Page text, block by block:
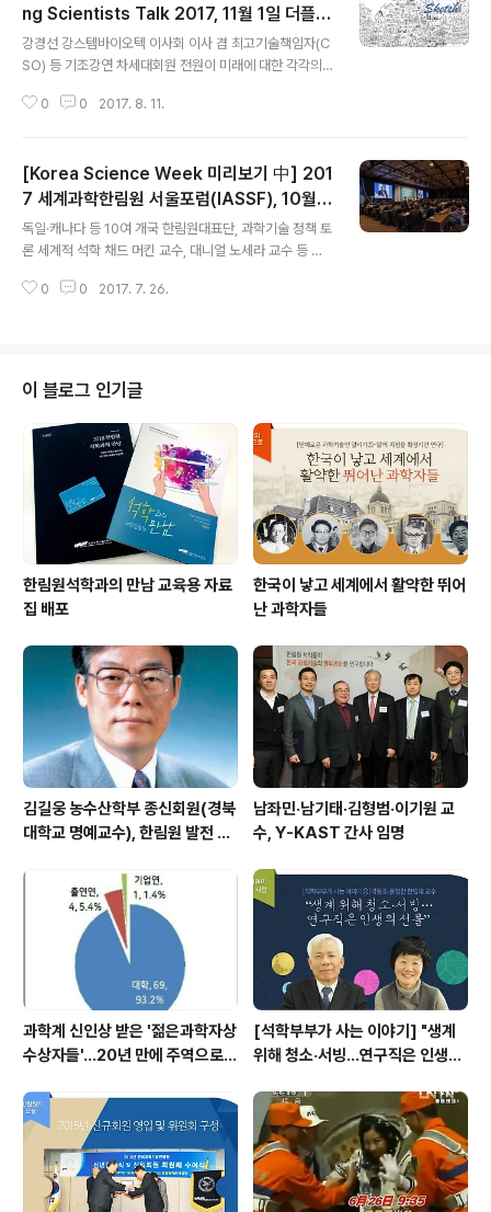
ng Scientists Talk 2017, 11월 1일 더플라
자호텔에서 개최
강경선 강스템바이오텍 이사회 이사 겸 최고기술책임자(C
SO) 등 기조강연 차세대회원 전원이 미래에 대한 각각의
ence Week(한국과학주간) 2017’로 명명하고 세계적인
SF(Inter-Academy Seoul Science Forum, 세계과
학한림원 서울포럼) 2017’, ‘Young Scientists Talk 20
17’을 연달아 개최한다. 코리아 사이언스 위크를 3개월가
량 앞두고, 주간 한림원소식을 통해 매주 각 행사에 대해 자
세히 알아보고자 한다. 한국차세대과학기술한림원(Young
Korean Aca..
0 0 2017. 8. 11.
[Korea Science Week 미리보기 中] 201
7 세계과학한림원 서울포럼(IASSF), 10월 3
1일부터 이틀간 서울 더플라자호텔서 열려
독일·캐나다 등 10여 개국 한림원대표단, 과학기술 정책 토
론 세계적 석학 채드 머킨 교수, 대니얼 노세라 교수 등 기
e Week(한국과학주간) 2017’로 명명하고 세계적인 과
림원 서울포럼) 2017’, ‘Young Scientists Talk 201
7’을 연달아 개최한다. 코리아 사이언스 위크를 3개월가량
앞두고, 주간 한림원소식을 통해 매주 각 행사에 대해 자세
히 알아보고자 한다. 과학기술 분야의 세계적 석학들이 한
데 모여 ‘건강 ..
0 0 2017. 7. 26.
이 블로그 인기글
한림원석학과의 만남 교육용 자료
집 배포
한국이 낳고 세계에서 활약한 뛰어
난 과학자들
김길웅 농수산학부 종신회원(경북
대학교 명예교수), 한림원 발전 위
남좌민·남기태·김형범·이기원 교
수, Y-KAST 간사 임명
과학계 신인상 받은 '젊은과학자상
수상자들'…20년 만에 주역으로
[석학부부가 사는 이야기] "생계
위해 청소·서빙…연구직은 인생의